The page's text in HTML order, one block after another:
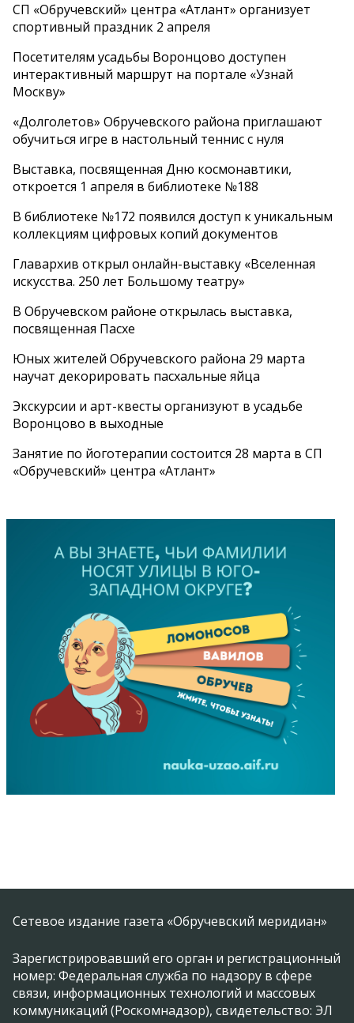
СП «Обручевский» центра «Атлант» организует
спортивный праздник 2 апреля
Посетителям усадьбы Воронцово доступен
интерактивный маршрут на портале «Узнай
Москву»
«Долголетов» Обручевского района приглашают
обучиться игре в настольный теннис с нуля
Выставка, посвященная Дню космонавтики,
откроется 1 апреля в библиотеке №188
В библиотеке №172 появился доступ к уникальным
коллекциям цифровых копий документов
Главархив открыл онлайн-выставку «Вселенная
искусства. 250 лет Большому театру»
В Обручевском районе открылась выставка,
посвященная Пасхе
Юных жителей Обручевского района 29 марта
научат декорировать пасхальные яйца
Экскурсии и арт-квесты организуют в усадьбе
Воронцово в выходные
Занятие по йоготерапии состоится 28 марта в СП
«Обручевский» центра «Атлант»
Сетевое издание газета «Обручевский меридиан»
Зарегистрировавший его орган и регистрационный
номер: Федеральная служба по надзору в сфере
связи, информационных технологий и массовых
коммуникаций (Роскомнадзор), свидетельство: ЭЛ